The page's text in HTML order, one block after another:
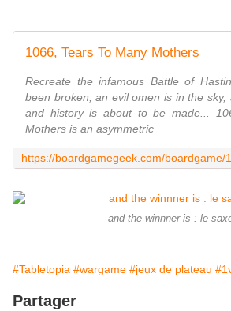
1066, Tears To Many Mothers
Recreate the infamous Battle of
been broken, an evil omen is in the sky,
and history is about to be made...
Mothers is an asymmetric
and the winnner is : le
#Tabletopia #wargame #jeux de plateau
Partager